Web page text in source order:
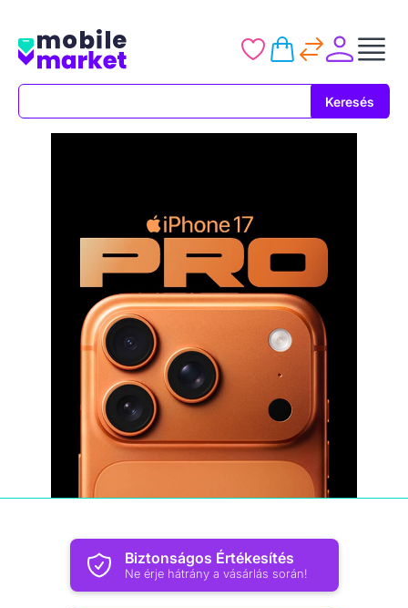
Keresés
Biztonságos Értékesítés
Ne érje hátrány a vásárlás során!